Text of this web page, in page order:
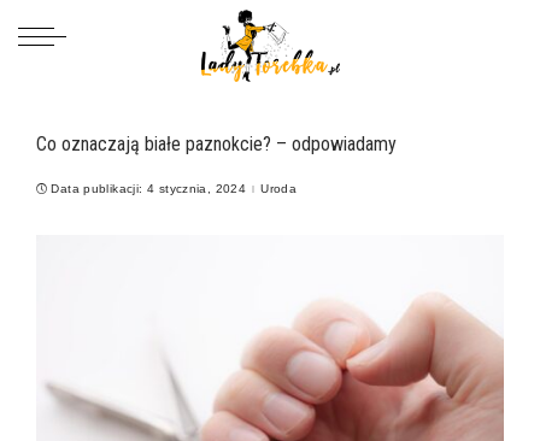
Co oznaczają białe paznokcie? – odpowiadamy
Data publikacji: 4 stycznia, 2024 Uroda